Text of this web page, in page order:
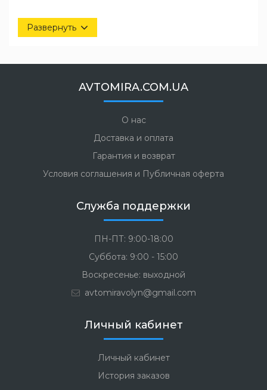
Развернуть
AVTOMIRA.COM.UA
О нас
Доставка и оплата
Гарантия и возврат
Условия соглашения и Публичная оферта
Служба поддержки
ПН-ПТ: 9:00-18:00
Суббота: 9:00 - 15:00
Воскресенье: выходной
avtomiravolyn@gmail.com
Личный кабинет
Личный кабинет
История заказов